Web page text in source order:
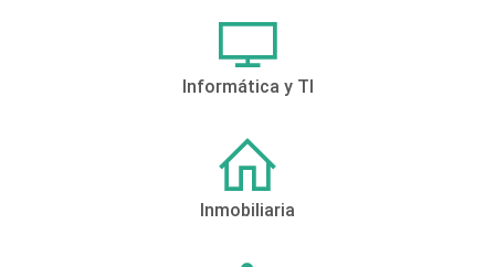
Informática y TI
Inmobiliaria